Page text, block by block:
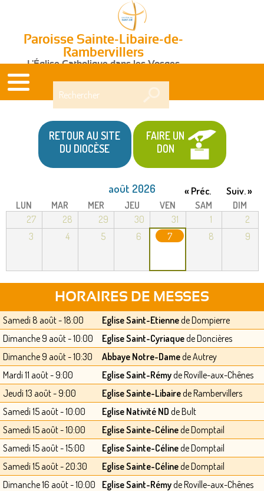
Paroisse Sainte-Libaire-de-
Rambervillers
L'Église Catholique dans les Vosges
RETOUR AU SITE
DU DIOCÈSE
FAIRE UN
DON
août 2026 « Préc. Suiv. »
LUN MAR MER JEU VEN SAM
DIM
27
28 29 30 31 1
2
3
4 5 6 7 8 9
HORAIRES DE MESSES
Samedi 8 août - 18:00 Eglise Saint-Etiennede Dompierre
Dimanche 9 août - 10:00
Eglise Saint-Cyriaquede Doncières
Dimanche 9 août - 10:30
Abbaye Notre-Damede Autrey
Mardi 11 août - 9:00
Eglise Saint-Rémyde Roville-aux-Chênes
Jeudi 13 août - 9:00
Eglise Sainte-Libairede Rambervillers
Samedi 15 août - 10:00
Eglise Nativité ND de Bult
Samedi 15 août - 10:00
Eglise Sainte-Célinede Domptail
Samedi 15 août - 15:00
Eglise Sainte-Célinede Domptail
Samedi 15 août - 20:30
Eglise Sainte-Célinede Domptail
Dimanche 16 août - 10:00
Eglise Saint-Rémyde Roville-aux-Chênes